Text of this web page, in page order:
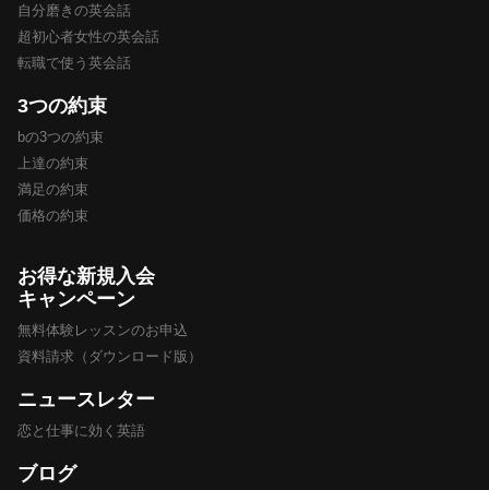
自分磨きの英会話
超初心者女性の英会話
転職で使う英会話
3つの約束
bの3つの約束
上達の約束
満足の約束
価格の約束
お得な新規入会
キャンペーン
無料体験レッスンのお申込
資料請求（ダウンロード版）
ニュースレター
恋と仕事に効く英語
ブログ